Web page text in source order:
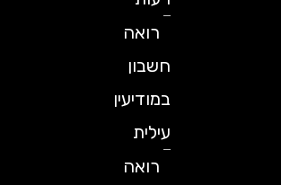
רואה
חשבון
במודיעין
עילית
רואה